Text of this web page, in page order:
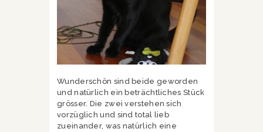
Wunderschön sind beide geworden
und natürlich ein beträchtliches Stück
grösser. Die zwei verstehen sich
vorzüglich und sind total lieb
zueinander, was natürlich eine